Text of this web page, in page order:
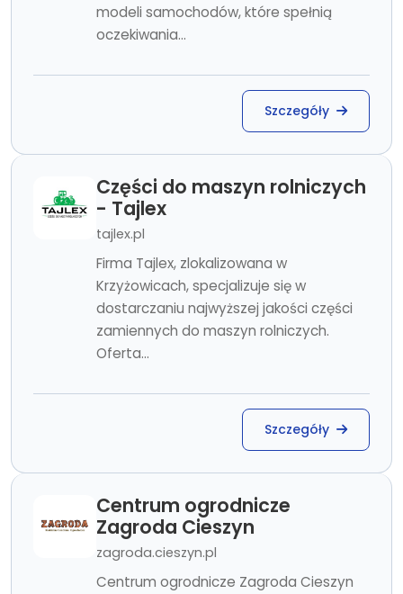
modeli samochodów, które spełnią
oczekiwania...
Szczegóły
Części do maszyn rolniczych
- Tajlex
tajlex.pl
Firma Tajlex, zlokalizowana w
Krzyżowicach, specjalizuje się w
dostarczaniu najwyższej jakości części
zamiennych do maszyn rolniczych.
Oferta...
Szczegóły
Centrum ogrodnicze
Zagroda Cieszyn
zagroda.cieszyn.pl
Centrum ogrodnicze Zagroda Cieszyn